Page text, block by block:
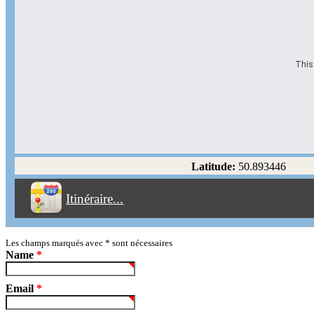
This
Latitude: 50.893446
Itinéraire...
Éviter les autoroutes
Éviter les péages
Partir! Reset
Les champs marqués avec * sont nécessaires
Name *
Email *